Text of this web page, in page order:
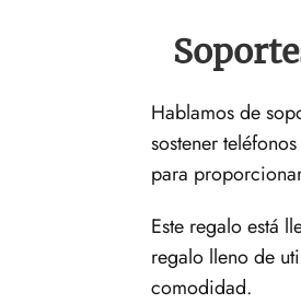
Hablamos de
sostener
para
Este regalo está
regalo lleno de
comodidad.